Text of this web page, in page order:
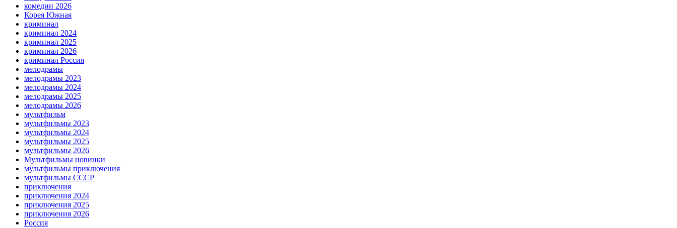
комедии 2026
Корея Южная
криминал
криминал 2024
криминал 2025
криминал 2026
криминал Россия
мелодрамы
мелодрамы 2023
мелодрамы 2024
мелодрамы 2025
мелодрамы 2026
мультфильм
мультфильмы 2023
мультфильмы 2024
мультфильмы 2025
мультфильмы 2026
Мультфильмы новинки
мультфильмы приключения
мультфильмы СССР
приключения
приключения 2024
приключения 2025
приключения 2026
Россия